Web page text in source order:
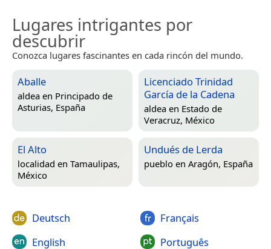
Lugares intrigantes por
descubrir
Conozca lugares fascinantes en cada rincón del mundo.
Aballe
aldea en Principado de
Asturias, España
Licenciado Trinidad
García de la Cadena
aldea en Estado de
Veracruz, México
El Alto
localidad en Tamaulipas,
México
Undués de Lerda
pueblo en Aragón, España
Deutsch
English
Français
Português